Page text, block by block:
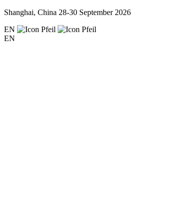
Shanghai, China 28-30 September 2026
EN
EN